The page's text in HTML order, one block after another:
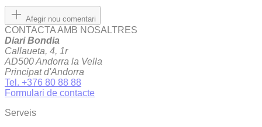
Afegir nou comentari
CONTACTA AMB NOSALTRES
Diari Bondia
Callaueta, 4, 1r
AD500 Andorra la Vella
Principat d'Andorra
Tel. +376 80 88 88
Formulari de contacte
Serveis